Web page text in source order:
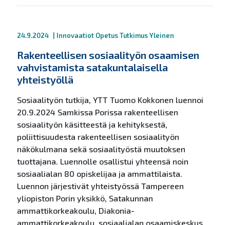
24.9.2024 Innovaatiot OpetusTutkimusYleinen
Rakenteellisen sosiaalityön osaamisen
vahvistamista satakuntalaisella
yhteistyöllä
Sosiaalityön tutkija, YTT Tuomo Kokkonen luennoi
20.9.2024 Samkissa Porissa rakenteellisen
sosiaalityön käsitteestä ja kehityksestä,
poliittisuudesta rakenteellisen sosiaalityön
näkökulmana sekä sosiaalityöstä muutoksen
tuottajana. Luennolle osallistui yhteensä noin
sosiaalialan 80 opiskelijaa ja ammattilaista.
Luennon järjestivät yhteistyössä Tampereen
yliopiston Porin yksikkö, Satakunnan
ammattikorkeakoulu, Diakonia-
ammattikorkeakoulu, sosiaalialan osaamiskeskus